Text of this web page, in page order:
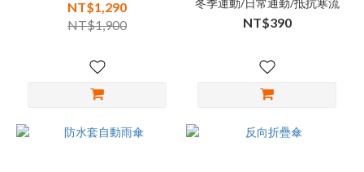
NT$1,290
NT$1,900
冬季運動/日常通勤/抵抗寒流
NT$390